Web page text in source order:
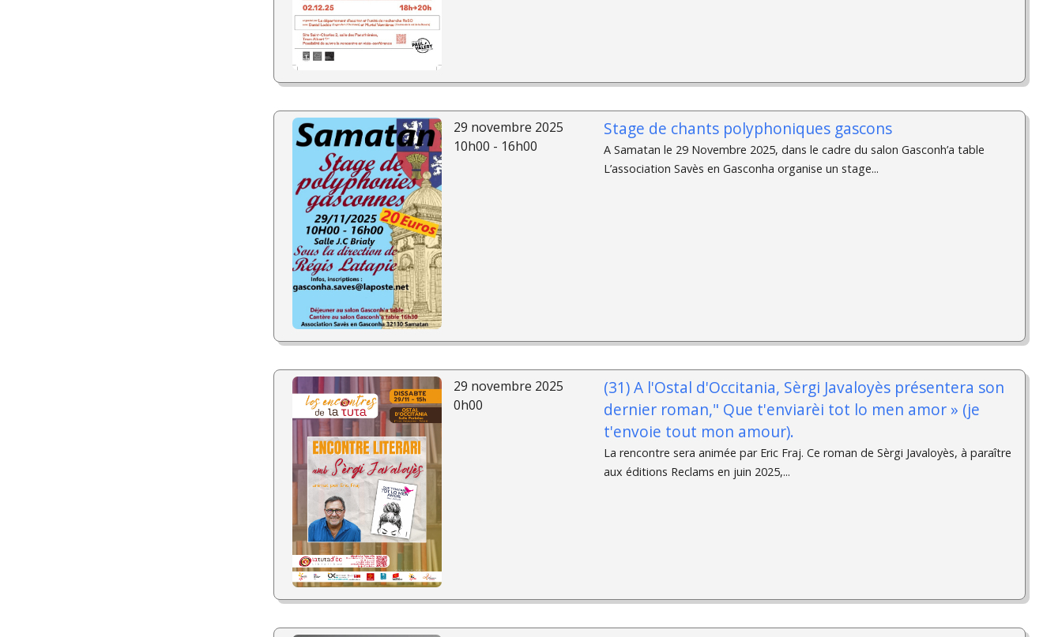
29 novembre 2025
10h00 - 16h00
Stage de chants polyphoniques gascons
A Samatan le 29 Novembre 2025, dans le cadre du salon Gasconh’a table
L’association Savès en Gasconha organise un stage...
29 novembre 2025
0h00
(31) A l'Ostal d'Occitania, Sèrgi Javaloyès présentera son
dernier roman," Que t'enviarèi tot lo men amor » (je
t'envoie tout mon amour).
La rencontre sera animée par Eric Fraj. Ce roman de Sèrgi Javaloyès, à paraître
aux éditions Reclams en juin 2025,...